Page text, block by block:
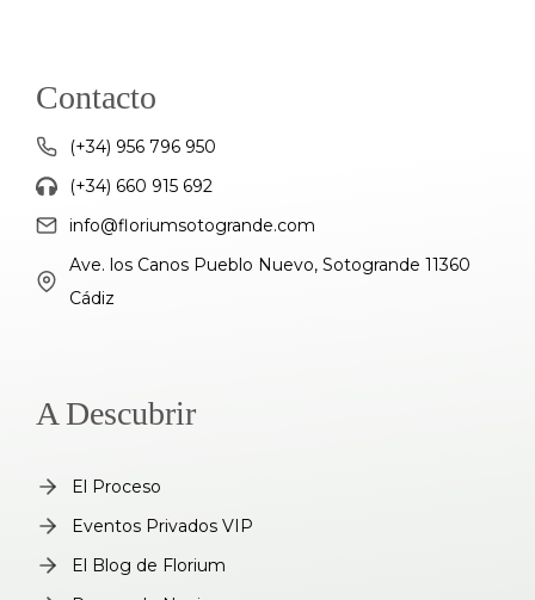
Contacto
(+34) 956 796 950
(+34) 660 915 692
info@floriumsotogrande.com
Ave. los Canos Pueblo Nuevo, Sotogrande 11360
Cádiz
A Descubrir
El Proceso
Eventos Privados VIP
El Blog de Florium